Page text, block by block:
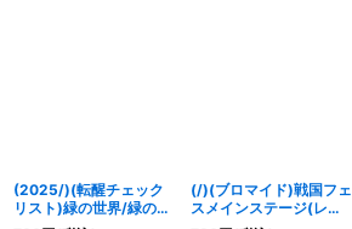
(2025/)(転醒チェック
リスト)緑の世界/緑の自
(/)(ブロマイド)戦国フェ
スメインステージ(レ